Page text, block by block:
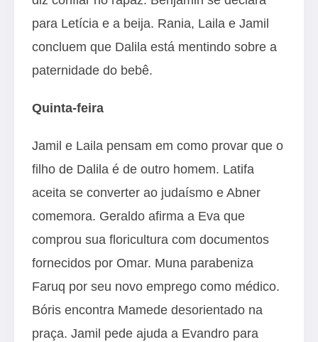
para Letícia e a beija. Rania, Laila e Jamil
concluem que Dalila está mentindo sobre a
paternidade do bebê.
Quinta-feira
Jamil e Laila pensam em como provar que o
filho de Dalila é de outro homem. Latifa
aceita se converter ao judaísmo e Abner
comemora. Geraldo afirma a Eva que
comprou sua floricultura com documentos
fornecidos por Omar. Muna parabeniza
Faruq por seu novo emprego como médico.
Bóris encontra Mamede desorientado na
praça. Jamil pede ajuda a Evandro para